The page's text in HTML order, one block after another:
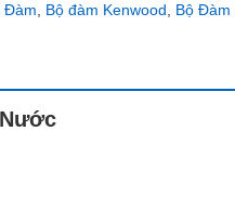
Đàm, Bộ đàm Kenwood, Bộ Đàm